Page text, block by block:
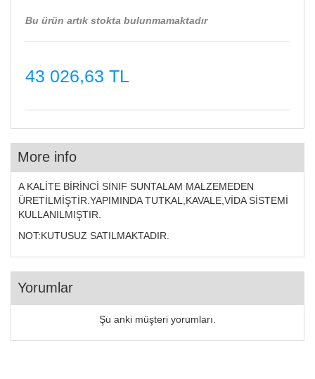
Bu ürün artık stokta bulunmamaktadır
43 026,63 TL
More info
A KALİTE BİRİNCİ SINIF SUNTALAM MALZEMEDEN
ÜRETİLMİŞTİR.YAPIMINDA TUTKAL,KAVALE,VİDA SİSTEMİ
KULLANILMIŞTIR.
NOT:KUTUSUZ SATILMAKTADIR.
Yorumlar
Şu anki müşteri yorumları.